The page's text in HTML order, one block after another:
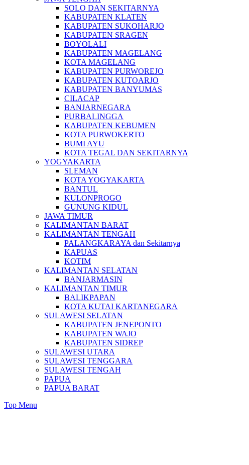
SOLO DAN SEKITARNYA
KABUPATEN KLATEN
KABUPATEN SUKOHARJO
KABUPATEN SRAGEN
BOYOLALI
KABUPATEN MAGELANG
KOTA MAGELANG
KABUPATEN PURWOREJO
KABUPATEN KUTOARJO
KABUPATEN BANYUMAS
CILACAP
BANJARNEGARA
PURBALINGGA
KABUPATEN KEBUMEN
KOTA PURWOKERTO
BUMI AYU
KOTA TEGAL DAN SEKITARNYA
YOGYAKARTA
SLEMAN
KOTA YOGYAKARTA
BANTUL
KULONPROGO
GUNUNG KIDUL
JAWA TIMUR
KALIMANTAN BARAT
KALIMANTAN TENGAH
PALANGKARAYA dan Sekitarnya
KAPUAS
KOTIM
KALIMANTAN SELATAN
BANJARMASIN
KALIMANTAN TIMUR
BALIKPAPAN
KOTA KUTAI KARTANEGARA
SULAWESI SELATAN
KABUPATEN JENEPONTO
KABUPATEN WAJO
KABUPATEN SIDREP
SULAWESI UTARA
SULAWESI TENGGARA
SULAWESI TENGAH
PAPUA
PAPUA BARAT
Top Menu